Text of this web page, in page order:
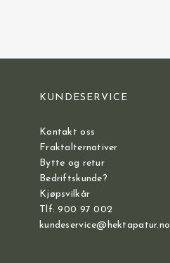
KUNDESERVICE
Kontakt oss
Fraktalternativer
Bytte og retur
Bedriftskunde?
Kjøpsvilkår
Tlf: 900 97 002
kundeservice@hektapatur.no